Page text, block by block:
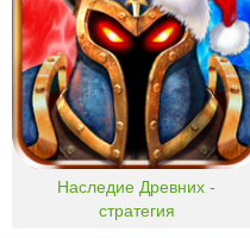
Наследие Древних -
стратегия